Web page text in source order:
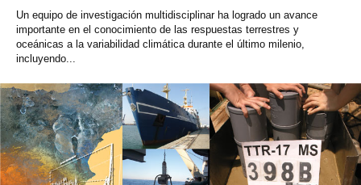
Un equipo de investigación multidisciplinar ha logrado un avance
importante en el conocimiento de las respuestas terrestres y
oceánicas a la variabilidad climática durante el último milenio,
incluyendo...